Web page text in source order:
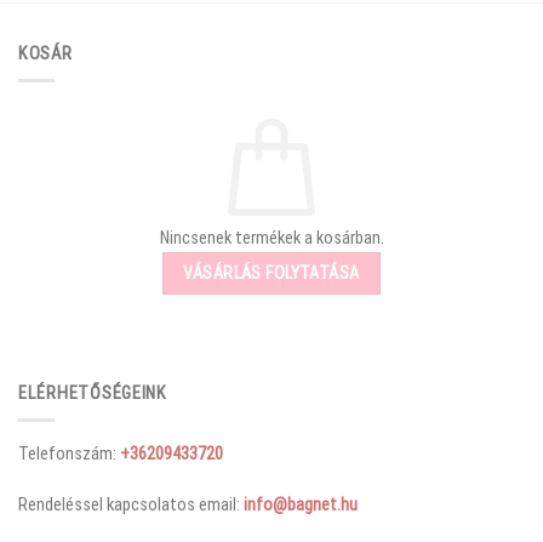
KOSÁR
Nincsenek termékek a kosárban.
VÁSÁRLÁS FOLYTATÁSA
ELÉRHETŐSÉGEINK
Telefonszám: +36209433720
Rendeléssel kapcsolatos email: info@bagnet.hu